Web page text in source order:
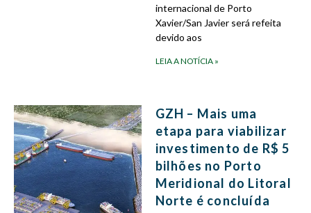
internacional de Porto
Xavier/San Javier será refeita
devido aos
LEIA A NOTÍCIA »
GZH – Mais uma
etapa para viabilizar
investimento de R$ 5
bilhões no Porto
Meridional do Litoral
Norte é concluída